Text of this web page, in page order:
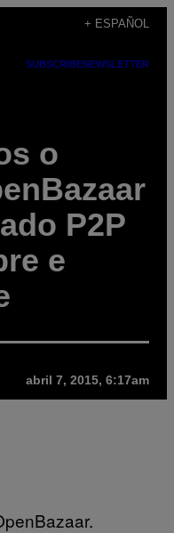
+ ESPAÑOL
SUBSCRIBENEWSLETTER
o
P2P
e
abril 7, 2015, 6:17am